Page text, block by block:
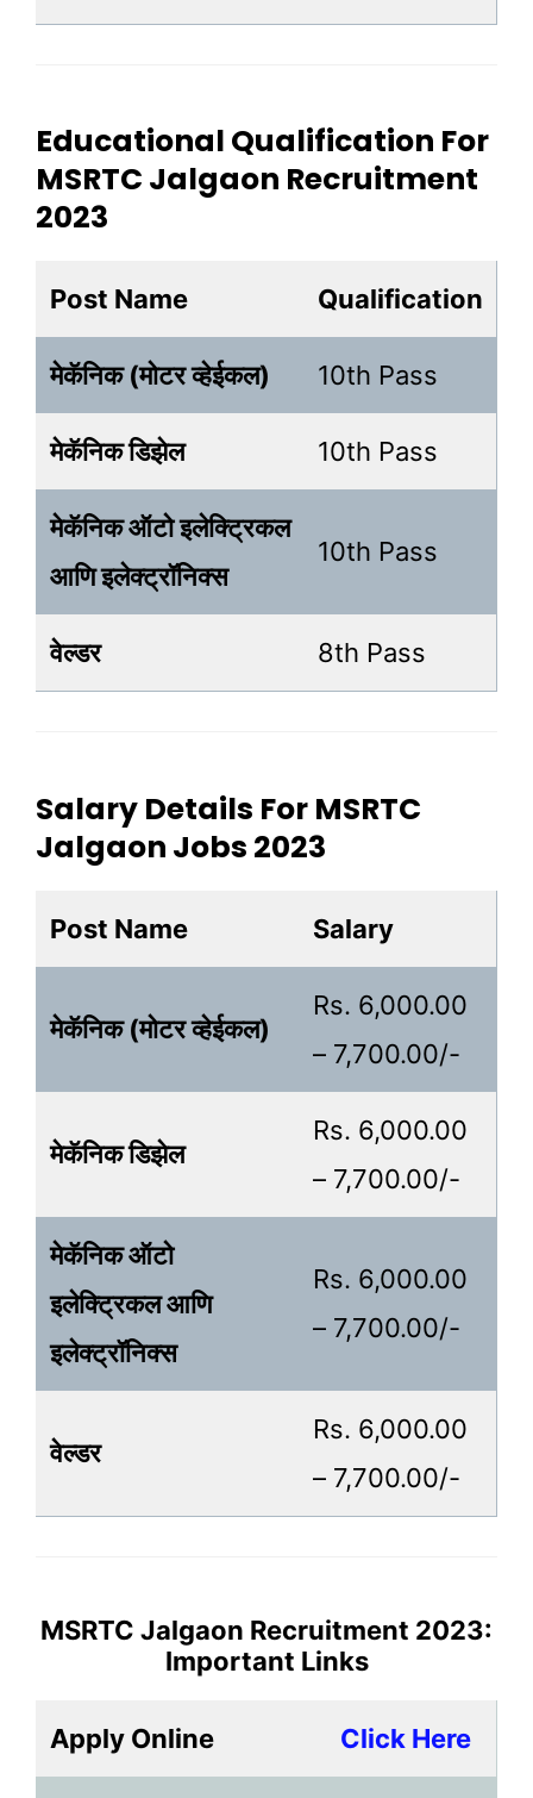
Educational Qualification For
MSRTC Jalgaon Recruitment
2023
Post Name Qualification
मेकॅनिक (मोटर व्हेईकल) 10th Pass
मेकॅनिक डिझेल 10th Pass
मेकॅनिक ऑटो इलेक्ट्रिकल
आणि इलेक्ट्रॉनिक्स
10th Pass
वेल्डर 8th Pass
Salary Details For MSRTC
Jalgaon Jobs 2023
Post Name Salary
मेकॅनिक (मोटर व्हेईकल)
Rs. 6,000.00
– 7,700.00/-
मेकॅनिक डिझेल
Rs. 6,000.00
– 7,700.00/-
मेकॅनिक ऑटो
इलेक्ट्रिकल आणि
इलेक्ट्रॉनिक्स
Rs. 6,000.00
– 7,700.00/-
वेल्डर
Rs. 6,000.00
– 7,700.00/-
MSRTC Jalgaon Recruitment 2023:
Important Links
Apply Online Click Here